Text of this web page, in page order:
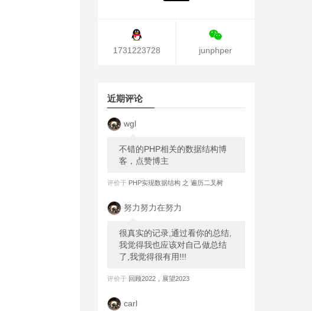
1731223728 junphper
近期评论
wgl
不错的PHP相关的数据结构博
客，点赞博主
评价于 PHP实现数据结构 之 遍历二叉树
努力努力在努力
很真实的记录,通过看你的总结,
我觉得我也应该对自己做总结
了,我觉得很有用!!!
评价于 回顾2022，展望2023
carl